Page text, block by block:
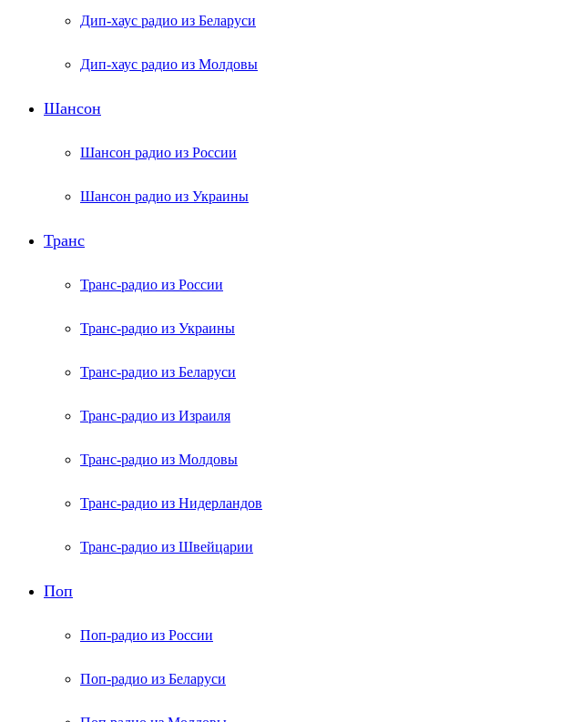
Дип-хаус радио из Беларуси
Дип-хаус радио из Молдовы
Шансон
Шансон радио из России
Шансон радио из Украины
Транс
Транс-радио из России
Транс-радио из Украины
Транс-радио из Беларуси
Транс-радио из Израиля
Транс-радио из Молдовы
Транс-радио из Нидерландов
Транс-радио из Швейцарии
Поп
Поп-радио из России
Поп-радио из Беларуси